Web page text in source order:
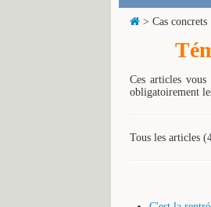
> Cas concrets
Ces articles
obligatoirement
Tous les articles